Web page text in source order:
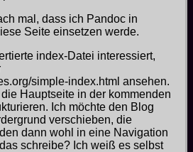
mal, dass ich Pandoc in
Seite einsetzen werde.
index-Datei interessiert,
simple-index.html ansehen.
Hauptseite in der kommenden
Ich möchte den Blog
verschieben, die
dann wohl in eine Navigation
schreibe? Ich weiß es selbst